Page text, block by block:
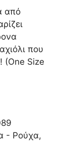
από
που
(One Size
- Ρούχα,